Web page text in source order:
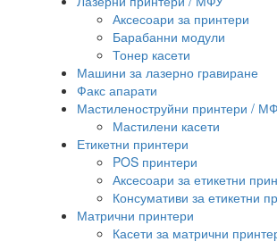
Аксесоари за принтери
Барабанни модули
Тонер касети
Машини за лазерно гравиране
Факс апарати
Мастиленоструйни принтери /
Мастилени касети
Етикетни принтери
POS принтери
Аксесоари за етикетни
Консумативи за етикетни
Матрични принтери
Касети за матрични